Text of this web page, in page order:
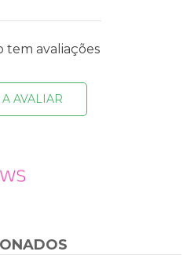
tem avaliações
AVALIAR